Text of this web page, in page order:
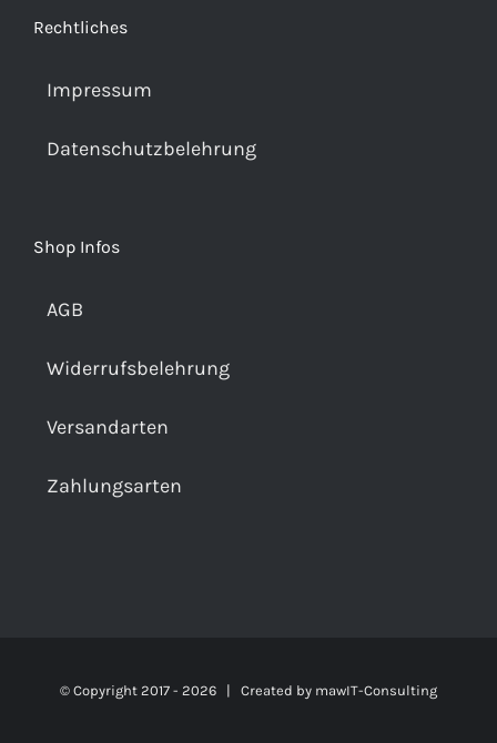
Rechtliches
Impressum
Datenschutzbelehrung
Shop Infos
AGB
Widerrufsbelehrung
Versandarten
Zahlungsarten
© Copyright 2017 - 2026 | Created by mawIT-Consulting